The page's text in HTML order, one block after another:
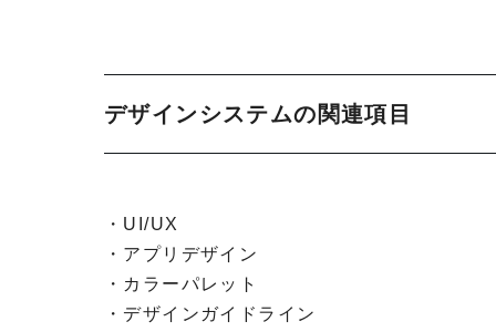
デザインシステムの関連項目
・UI/UX
・アプリデザイン
・カラーパレット
・デザインガイドライン